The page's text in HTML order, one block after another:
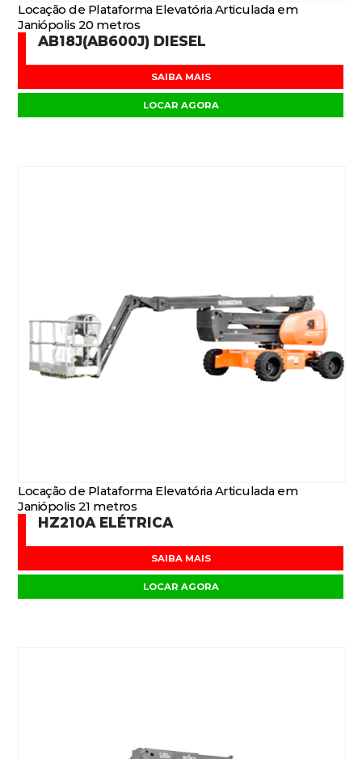
Locação de Plataforma Elevatória Articulada em
Janiópolis 20 metros
AB18J(AB600J) DIESEL
SAIBA MAIS
LOCAR AGORA
Locação de Plataforma Elevatória Articulada em
Janiópolis 21 metros
HZ210A ELÉTRICA
SAIBA MAIS
LOCAR AGORA